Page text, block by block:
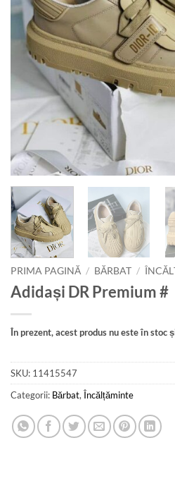
PRIMA PAGINĂ / BĂRBAT /
Adidași DR Premium #
În prezent, acest produs nu este în stoc
SKU: 11415547
Categorii: Bărbat, Încălțăminte